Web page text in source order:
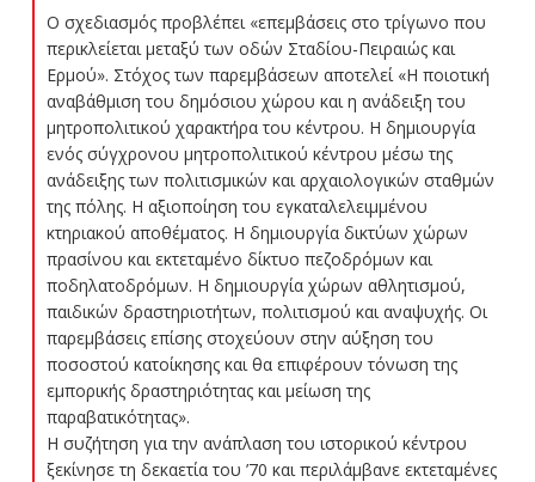
Ο σχεδιασμός προβλέπει «επεμβάσεις στο τρίγωνο που
περικλείεται μεταξύ των οδών Σταδίου-Πειραιώς και
Ερμού». Στόχος των παρεμβάσεων αποτελεί «Η ποιοτική
αναβάθμιση του δημόσιου χώρου και η ανάδειξη του
μητροπολιτικού χαρακτήρα του κέντρου. Η δημιουργία
ενός σύγχρονου μητροπολιτικού κέντρου μέσω της
ανάδειξης των πολιτισμικών και αρχαιολογικών σταθμών
της πόλης. Η αξιοποίηση του εγκαταλελειμμένου
κτηριακού αποθέματος. Η δημιουργία δικτύων χώρων
πρασίνου και εκτεταμένο δίκτυο πεζοδρόμων και
ποδηλατοδρόμων. Η δημιουργία χώρων αθλητισμού,
παιδικών δραστηριοτήτων, πολιτισμού και αναψυχής. Οι
παρεμβάσεις επίσης στοχεύουν στην αύξηση του
ποσοστού κατοίκησης και θα επιφέρουν τόνωση της
εμπορικής δραστηριότητας και μείωση της
παραβατικότητας».
Η συζήτηση για την ανάπλαση του ιστορικού κέντρου
ξεκίνησε τη δεκαετία του ’70 και περιλάμβανε εκτεταμένες